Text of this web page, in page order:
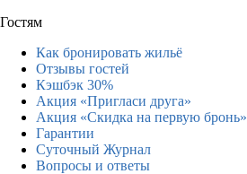
Гостям
Как бронировать жильё
Отзывы гостей
Кэшбэк 30%
Акция «Пригласи друга»
Акция «Скидка на первую бронь»
Гарантии
Суточный Журнал
Вопросы и ответы